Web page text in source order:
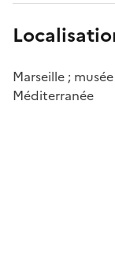
Marseille ;
Méditerranée